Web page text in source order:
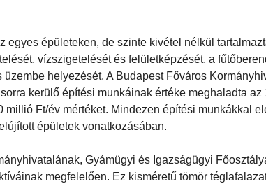
egyes épületeken, de szinte kivétel nélkül
vízszigetelését és felületképzését, a
helyezését. A Budapest Főváros
kerülő építési munkáinak értéke meghaladta az
Ft/év mértéket. Mindezen építési munkákkal
épületek vonatkozásában.
Gyámügyi és Igazságügyi
megfelelően. Ez kisméretű tömör